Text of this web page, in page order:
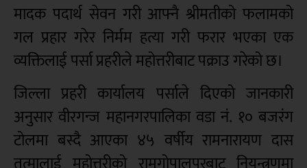
मादक पदार्थ सेवन गरी आफ्नै श्रीमतीको फलामको
गल प्रहार गरेर निर्मम हत्या गरी फरार भएका एक
व्यक्तिलाई पर्सा प्रहरीले महोत्तरीबाट पक्राउ गरेको छ।
जिल्ला प्रहरी कार्यालय पर्साले दिएको जानकारी
अनुसार वीरगन्ज महानगरपालिका वडा नं. १० बजरंग
टोलमा बस्दै आएका ४५ वर्षीय रामनारायण दास